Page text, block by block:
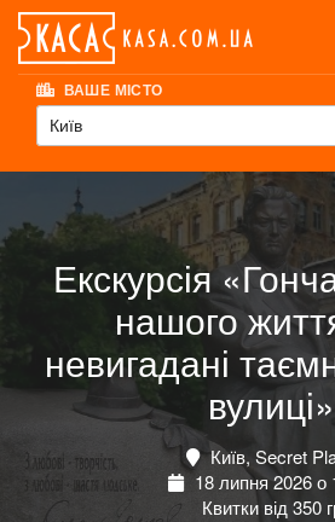
ВАШЕ МІСТО
Київ
Екскурсія
нашого
невигадані
вулиці»
Київ, Secret
18 липня 2026 о
Квитки від 350